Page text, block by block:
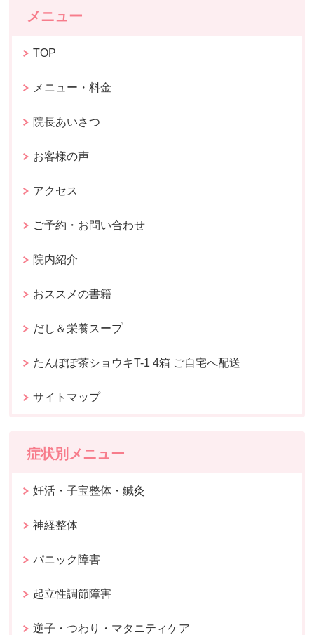
メニュー
TOP
メニュー・料金
院長あいさつ
お客様の声
アクセス
ご予約・お問い合わせ
院内紹介
おススメの書籍
だし＆栄養スープ
たんぽぽ茶ショウキT-1 4箱 ご自宅へ配送
サイトマップ
症状別メニュー
妊活・子宝整体・鍼灸
神経整体
パニック障害
起立性調節障害
逆子・つわり・マタニティケア